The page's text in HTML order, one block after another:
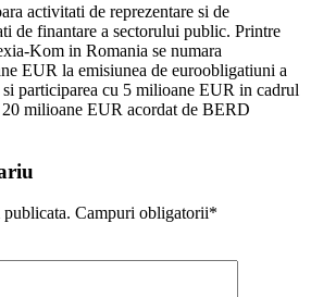
activitati de reprezentare si de
de finantare a sectorului public. Printre
Kom in Romania se numara
EUR la emisiunea de euroobligatiuni a
participarea cu 5 milioane EUR in cadrul
milioane EUR acordat de BERD
publicata. Campuri obligatorii*